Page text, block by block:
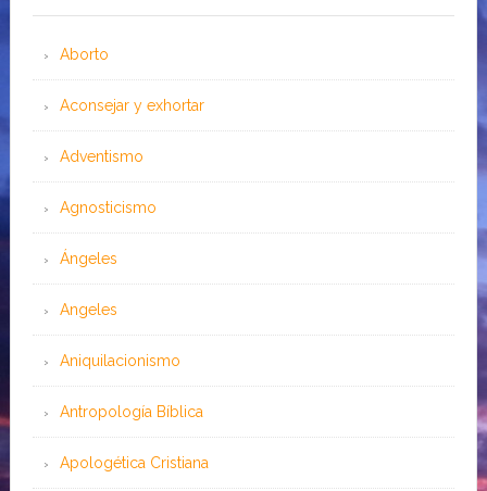
Aborto
Aconsejar y exhortar
Adventismo
Agnosticismo
Ángeles
Angeles
Aniquilacionismo
Antropología Bíblica
Apologética Cristiana